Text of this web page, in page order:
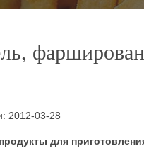
2012-03-28
для